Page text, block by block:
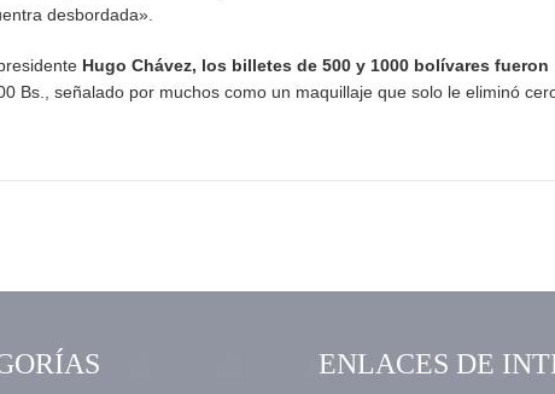
desbordada».
Hugo Chávez, los billetes de 500 y 1000 bolívares fueron
Bs., señalado por muchos como un maquillaje que solo le eliminó
ENLACES DE